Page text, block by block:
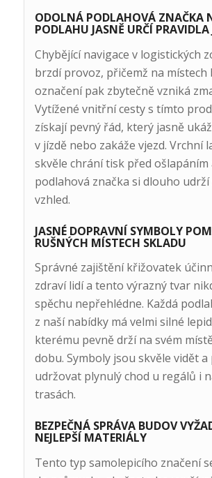
ODOLNÁ PODLAHOVÁ ZNAČKA
PODLAHU JASNĚ URČÍ PRAVIDLA
Chybějící navigace v logistických
brzdí provoz, přičemž na místech
označení pak zbytečně vzniká
Vytížené vnitřní cesty s tímto
získají pevný řád, který jasně
v jízdě nebo zakáže vjezd. Vrchní
skvěle chrání tisk před ošlapáním
podlahová značka si dlouho udrží
vzhled.
JASNÉ DOPRAVNÍ SYMBOLY
RUŠNÝCH MÍSTECH SKLADU
Správné zajištění křižovatek
zdraví lidí a tento výrazný tvar
spěchu nepřehlédne. Každá
z naší nabídky má velmi silné
kterému pevně drží na svém
dobu. Symboly jsou skvěle vidět
udržovat plynulý chod u regálů i
trasách.
BEZPEČNÁ SPRÁVA BUDOV
NEJLEPŠÍ MATERIÁLY
Tento typ samolepicího značení